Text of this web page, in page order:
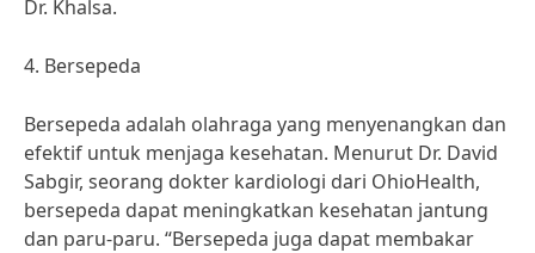
Dr. Khalsa.
4. Bersepeda
Bersepeda adalah olahraga yang menyenangkan dan
efektif untuk menjaga kesehatan. Menurut Dr. David
Sabgir, seorang dokter kardiologi dari OhioHealth,
bersepeda dapat meningkatkan kesehatan jantung
dan paru-paru. “Bersepeda juga dapat membakar